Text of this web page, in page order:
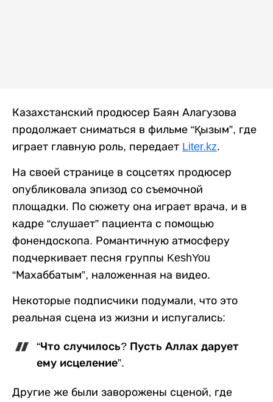
Казахстанский продюсер Баян Алагузова
продолжает сниматься в фильме “Қызым”, где
играет главную роль, передает Liter.kz.
На своей странице в соцсетях продюсер
опубликовала эпизод со съемочной
площадки. По сюжету она играет врача, и в
кадре “слушает” пациента с помощью
фонендоскопа. Романтичную атмосферу
подчеркивает песня группы KeshYou
“Махаббатым”, наложенная на видео.
Некоторые подписчики подумали, что это
реальная сцена из жизни и испугались:
“Что случилось? Пусть Аллах дарует
ему исцеление”.
Другие же были заворожены сценой, где